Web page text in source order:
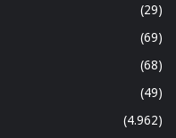
(29)
(69)
(68)
(49)
(4.962)